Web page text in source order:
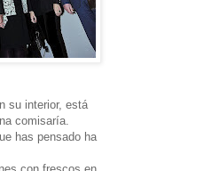
su interior, está
comisaría.
has pensado ha